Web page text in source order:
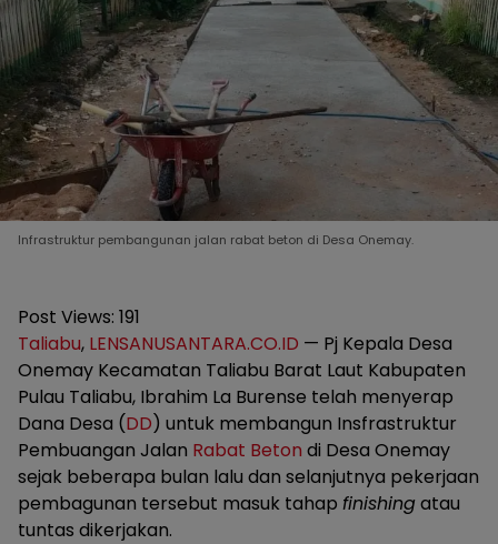
Infrastruktur pembangunan jalan rabat beton di Desa Onemay.
Post Views: 191
Taliabu, LENSANUSANTARA.CO.ID — Pj Kepala Desa
Onemay Kecamatan Taliabu Barat Laut Kabupaten
Pulau Taliabu, Ibrahim La Burense telah menyerap
Dana Desa (DD) untuk membangun Insfrastruktur
Pembuangan Jalan Rabat Beton di Desa Onemay
sejak beberapa bulan lalu dan selanjutnya pekerjaan
pembagunan tersebut masuk tahap finishingatau
tuntas dikerjakan.